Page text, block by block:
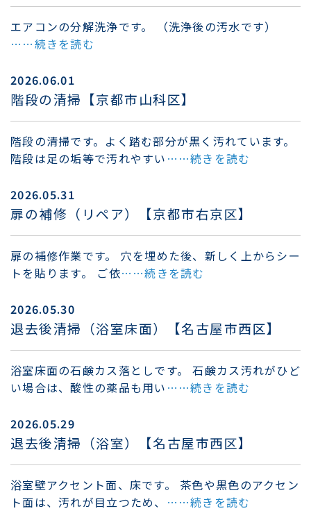
エアコンの分解洗浄です。 （洗浄後の汚水です）
……続きを読む
2026.06.01
階段の清掃【京都市山科区】
階段の清掃です。よく踏む部分が黒く汚れています。
階段は足の垢等で汚れやすい ……続きを読む
2026.05.31
扉の補修（リペア）【京都市右京区】
扉の補修作業です。 穴を埋めた後、新しく上からシー
トを貼ります。 ご依……続きを読む
2026.05.30
退去後清掃（浴室床面）【名古屋市西区】
浴室床面の石鹸カス落としです。 石鹸カス汚れがひど
い場合は、酸性の薬品も用い ……続きを読む
2026.05.29
退去後清掃（浴室）【名古屋市西区】
浴室壁アクセント面、床です。 茶色や黒色のアクセン
ト面は、汚れが目立つため、 ……続きを読む